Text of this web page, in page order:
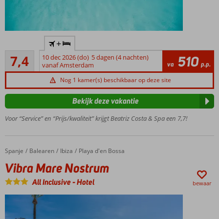
gelegen
Ruim opgezet
complex; ca. 2.000
m2 aan
buitenzwembaden
Junior
suites
aparte
ruimtes
center is
een
7,4
Voldoende/goed
143
beoordelingen
+
10 dec 2026 (do) 5 dagen (4 nachten)
vanaf Amsterdam
va 510 p.p.
Nog 1 kamer(s) beschikbaar op deze site
Voor “Service” en “Prijs/kwaliteit” krijgt Beatriz Costa & Spa een 7,7!
Bekijk deze vakantie
Home
Spanje Balearen Ibiza Playa d'en Bossa
Vibra Mare Nostrum
Vibra Mare Nostrum
All Inclusive-Hotel bewaar